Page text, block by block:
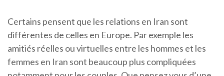
Certains pensent que les relations en Iran sont
différentes de celles en Europe. Par exemple les
amitiés réelles ou virtuelles entre les hommes et les
femmes en Iran sont beaucoup plus compliquées